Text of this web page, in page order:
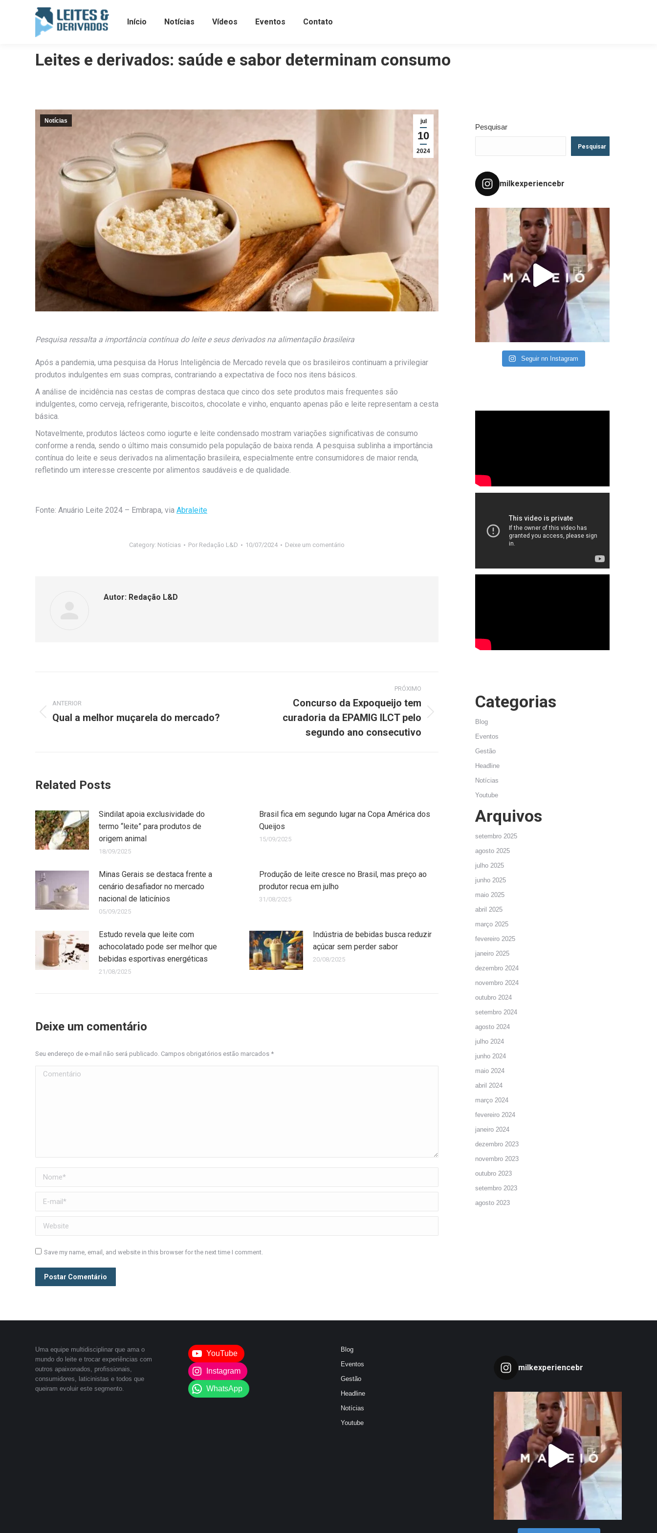
Início Notícias Vídeos Eventos Contato
Leites e derivados: saúde e sabor determinam consumo
jul
10
2024
Notícias
Pesquisa ressalta a importância contínua do leite e seus derivados na alimentação brasileira
Após a pandemia, uma pesquisa da Horus Inteligência de Mercado revela que os brasileiros continuam a privilegiar
produtos indulgentes em suas compras, contrariando a expectativa de foco nos itens básicos.
A análise de incidência nas cestas de compras destaca que cinco dos sete produtos mais frequentes são
indulgentes, como cerveja, refrigerante, biscoitos, chocolate e vinho, enquanto apenas pão e leite representam a cesta
básica.
Notavelmente, produtos lácteos como iogurte e leite condensado mostram variações significativas de consumo
conforme a renda, sendo o último mais consumido pela população de baixa renda. A pesquisa sublinha a importância
contínua do leite e seus derivados na alimentação brasileira, especialmente entre consumidores de maior renda,
refletindo um interesse crescente por alimentos saudáveis e de qualidade.
Fonte: Anuário Leite 2024 – Embrapa, via Abraleite
Category: Notícias Por Redação L&D 10/07/2024 Deixe um comentário
Autor: Redação L&D
ANTERIOR
Qual a melhor muçarela do mercado?
PRÓXIMO
Concurso da Expoqueijo tem
curadoria da EPAMIG ILCT pelo
segundo ano consecutivo
Related Posts
Sindilat apoia exclusividade do
termo “leite” para produtos de
origem animal
18/09/2025
Brasil fica em segundo lugar na Copa América dos
Queijos
15/09/2025
Minas Gerais se destaca frente a
cenário desafiador no mercado
nacional de laticínios
05/09/2025
Produção de leite cresce no Brasil, mas preço ao
produtor recua em julho
31/08/2025
Estudo revela que leite com
achocolatado pode ser melhor que
bebidas esportivas energéticas
21/08/2025
Indústria de bebidas busca reduzir
açúcar sem perder sabor
20/08/2025
Deixe um comentário
Seu endereço de e-mail não será publicado. Campos obrigatórios estão marcados *
Comentário
Nome *
E-mail *
Website
Save my name, email, and website in this browser for the next time I comment.
Postar Comentário
Pesquisar
Pesquisar
milkexperiencebr
Seguir nn Instagram
Categorias
Blog
Eventos
Gestão
Headline
Notícias
Youtube
Arquivos
setembro 2025
agosto 2025
julho 2025
junho 2025
maio 2025
abril 2025
março 2025
fevereiro 2025
janeiro 2025
dezembro 2024
novembro 2024
outubro 2024
setembro 2024
agosto 2024
julho 2024
junho 2024
maio 2024
abril 2024
março 2024
fevereiro 2024
janeiro 2024
dezembro 2023
novembro 2023
outubro 2023
setembro 2023
agosto 2023
Uma equipe multidisciplinar que ama o
mundo do leite e trocar experiências com
outros apaixonados, profissionais,
consumidores, laticinistas e todos que
queiram evoluir este segmento.
YouTube
Instagram
WhatsApp
Blog
Eventos
Gestão
Headline
Notícias
Youtube
milkexperiencebr